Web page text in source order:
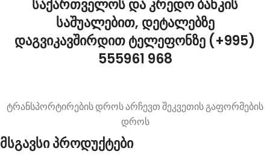
საქართველოს და კრედო ბანკის
საშუალებით, დეტალებზე
დაგვიკავშირდით ტელეფონზე (+995)
555961 968
ტრანსპორტირების დროს არჩევთ შეკვეთის გაფორმების
დროს
მსგავსი პროდუქტები